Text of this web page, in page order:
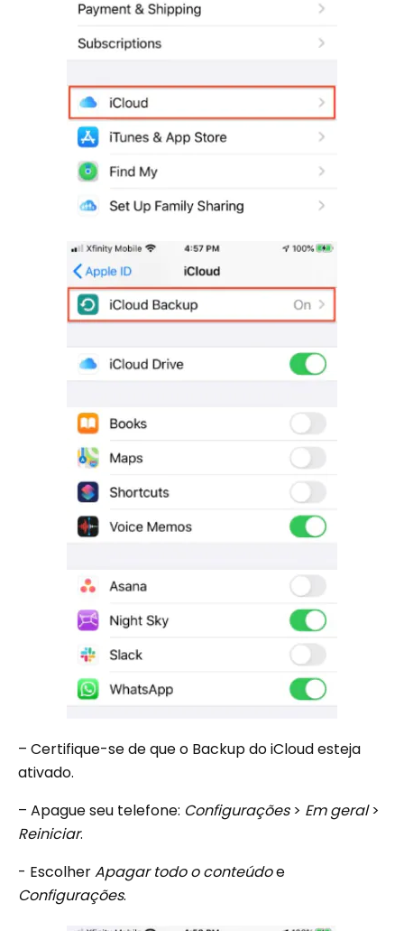
– Certifique-se de que o Backup do iCloud esteja
ativado.
– Apague seu telefone: Configurações> Em geral>
Reiniciar.
- EscolherApagar todo o conteúdoe
Configurações.